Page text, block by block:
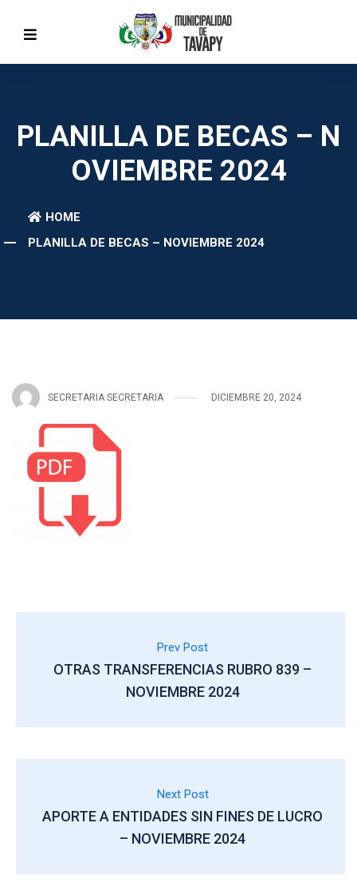
PLANILLA DE BECAS – N
OVIEMBRE 2024
HOME
PLANILLA DE BECAS – NOVIEMBRE 2024
SECRETARIA SECRETARIA DICIEMBRE 20, 2024
Prev Post
OTRAS TRANSFERENCIAS RUBRO 839 –
NOVIEMBRE 2024
Next Post
APORTE A ENTIDADES SIN FINES DE LUCRO
– NOVIEMBRE 2024